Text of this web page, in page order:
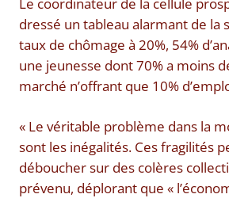
dressé un tableau alarmant de la
taux de chômage à 20%, 54%
une jeunesse dont 70% a moins
marché n’offrant que 10%
« Le véritable problème dans la
sont les inégalités. Ces fragilités
déboucher sur des colères
prévenu, déplorant que «